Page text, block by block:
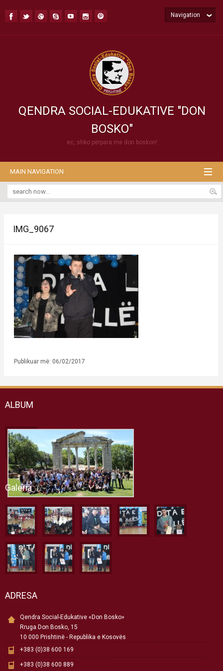
QENDRA SOCIAL-EDUKATIVE "DON
BOSKO"
ec, shko përpara me don boskon!
Navigation
MAIN NAVIGATION
IMG_9067
Publikuar më: 06/02/2017
ALBUM
Galeria
ADRESA
Qendra Social-Edukative «Don Bosko»
Rruga Don Bosko, 15
10 000 Prishtinë - Republika e Kosovës
+383 (0)38 600 169
+383 (0)38 600 889